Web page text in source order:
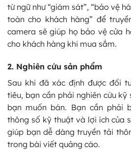
từ ngữ như “giám sát”, “bảo vệ
toàn cho khách hàng” để
camera sẽ giúp họ bảo vệ cửa
cho khách hàng khi mua sắm.
2. Nghiên cứu sản phẩm
Sau khi đã xác định được đối
tiêu, bạn cần phải nghiên cứu
bạn muốn bán. Bạn cần phải
thông số kỹ thuật và lợi ích của
giúp bạn dễ dàng truyền tải
trong bài viết quảng cáo.